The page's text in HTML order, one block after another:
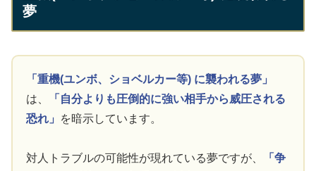
夢
「重機(ユンボ、ショベルカー等) に襲われる夢」
は、
「自分よりも圧倒的に強い相手から威圧される
恐れ」
を暗示しています。
対人トラブルの可能性が現れている夢ですが、
「争